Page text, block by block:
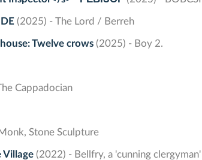
(2025) - The Lord / Berreh
Twelve crows(2025) - Boy 2.
Cappadocian
Stone Sculpture
Village(2022) - Bellfry, a 'cunning clergyman'